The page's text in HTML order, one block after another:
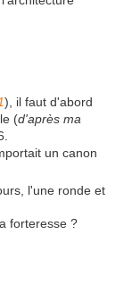
), il faut d'abord
(d'après ma
un canon
l'une ronde et
forteresse ?